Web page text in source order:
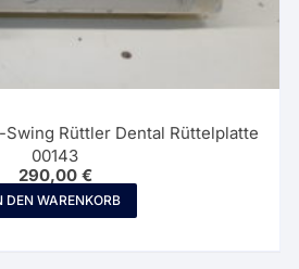
Rüttler Dental Rüttelplatte
00143
290,00 €
DEN WARENKORB